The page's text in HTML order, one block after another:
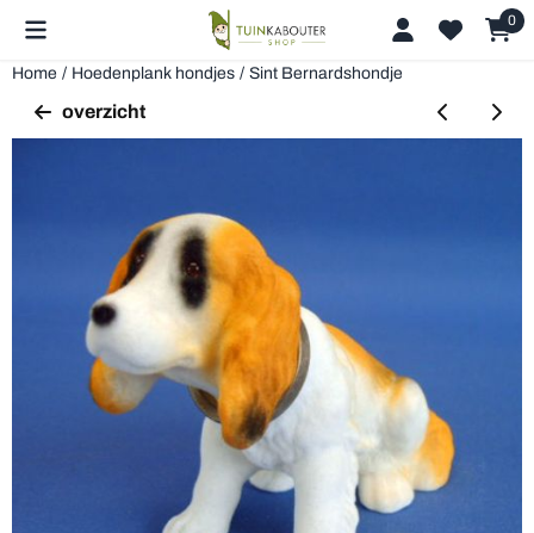
Cookievoorkeuren zijn beschikbaar. Kies instellingen of sta alle
0
Home / Hoedenplank hondjes / Sint Bernardshondje
overzicht